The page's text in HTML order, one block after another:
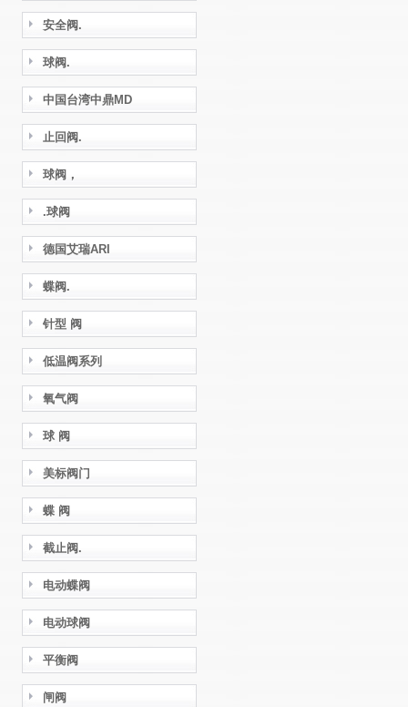
安全阀.
球阀.
中国台湾中鼎MD
止回阀.
球阀，
.球阀
德国艾瑞ARI
蝶阀.
针型 阀
低温阀系列
氧气阀
球 阀
美标阀门
蝶 阀
截止阀.
电动蝶阀
电动球阀
平衡阀
闸阀